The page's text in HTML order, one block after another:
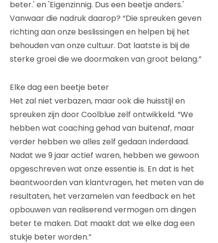
beter.' en 'Eigenzinnig. Dus een beetje anders.'
Vanwaar die nadruk daarop? “Die spreuken geven
richting aan onze beslissingen en helpen bij het
behouden van onze cultuur. Dat laatste is bij de
sterke groei die we doormaken van groot belang.”
Elke dag een beetje beter
Het zal niet verbazen, maar ook die huisstijl en
spreuken zijn door Coolblue zelf ontwikkeld. “We
hebben wat coaching gehad van buitenaf, maar
verder hebben we alles zelf gedaan inderdaad.
Nadat we 9 jaar actief waren, hebben we gewoon
opgeschreven wat onze essentie is. En dat is het
beantwoorden van klantvragen, het meten van de
resultaten, het verzamelen van feedback en het
opbouwen van realiserend vermogen om dingen
beter te maken. Dat maakt dat we elke dag een
stukje beter worden.”